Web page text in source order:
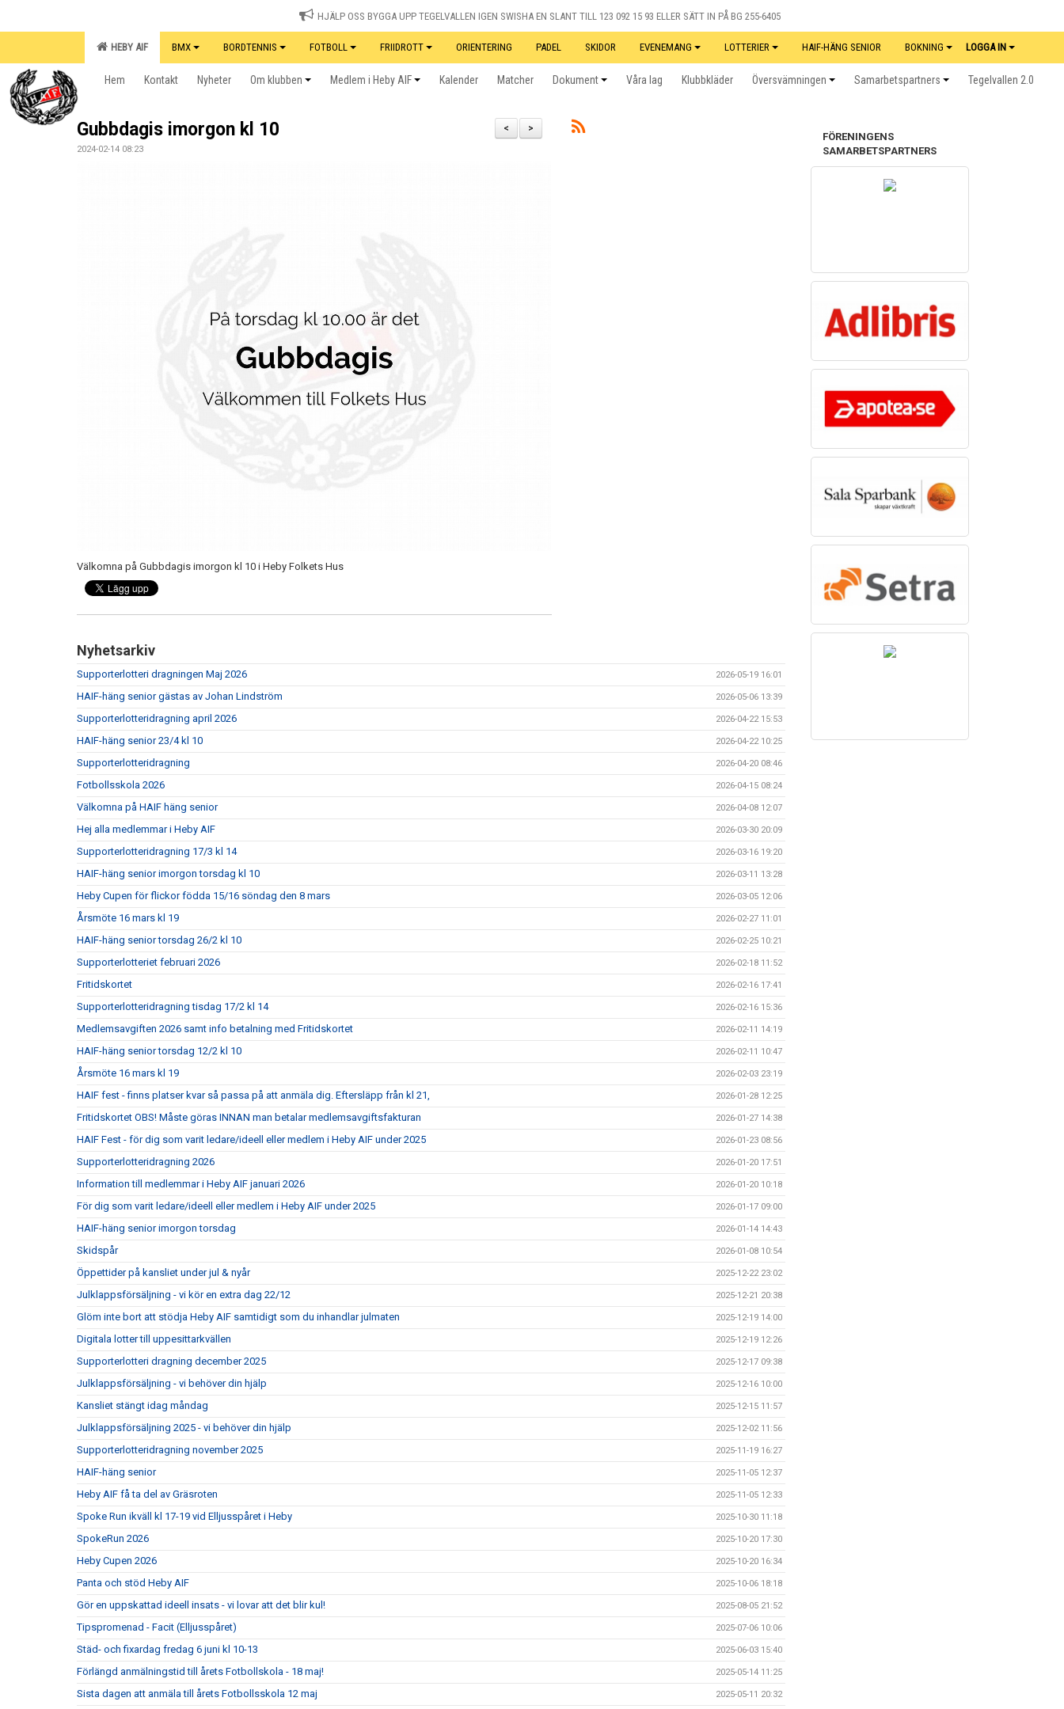
HJÄLP OSS BYGGA UPP TEGELVALLEN IGEN SWISHA EN SLANT TILL 123 092 15 93 ELLER SÄTT IN PÅ BG 255-6405
HEBY AIF BMX BORDTENNIS FOTBOLL FRIIDROTT ORIENTERING PADEL SKIDOR EVENEMANG LOTTERIER HAIF-HÄNG SENIOR BOKNING LOGGA IN
Hem Kontakt Nyheter Om klubben Medlem i Heby AIF Kalender Matcher Dokument Våra lag Klubbkläder Översvämningen Samarbetspartners Tegelvallen 2.0
>
<
Gubbdagis imorgon kl 10
2024-02-14 08:23
Välkomna på Gubbdagis imorgon kl 10 i Heby Folkets Hus
Nyhetsarkiv
Supporterlotteri dragningen Maj 2026 2026-05-19 16:01
HAIF-häng senior gästas av Johan Lindström 2026-05-06 13:39
Supporterlotteridragning april 2026 2026-04-22 15:53
HAIF-häng senior 23/4 kl 10 2026-04-22 10:25
Supporterlotteridragning 2026-04-20 08:46
Fotbollsskola 2026 2026-04-15 08:24
Välkomna på HAIF häng senior 2026-04-08 12:07
Hej alla medlemmar i Heby AIF 2026-03-30 20:09
Supporterlotteridragning 17/3 kl 14 2026-03-16 19:20
HAIF-häng senior imorgon torsdag kl 10 2026-03-11 13:28
Heby Cupen för flickor födda 15/16 söndag den 8 mars 2026-03-05 12:06
Årsmöte 16 mars kl 19 2026-02-27 11:01
HAIF-häng senior torsdag 26/2 kl 10 2026-02-25 10:21
Supporterlotteriet februari 2026 2026-02-18 11:52
Fritidskortet 2026-02-16 17:41
Supporterlotteridragning tisdag 17/2 kl 14 2026-02-16 15:36
Medlemsavgiften 2026 samt info betalning med Fritidskortet 2026-02-11 14:19
HAIF-häng senior torsdag 12/2 kl 10 2026-02-11 10:47
Årsmöte 16 mars kl 19 2026-02-03 23:19
HAIF fest - finns platser kvar så passa på att anmäla dig. Eftersläpp från kl 21, 2026-01-28 12:25
Fritidskortet OBS! Måste göras INNAN man betalar medlemsavgiftsfakturan 2026-01-27 14:38
HAIF Fest - för dig som varit ledare/ideell eller medlem i Heby AIF under 2025 2026-01-23 08:56
Supporterlotteridragning 2026 2026-01-20 17:51
Information till medlemmar i Heby AIF januari 2026 2026-01-20 10:18
För dig som varit ledare/ideell eller medlem i Heby AIF under 2025 2026-01-17 09:00
HAIF-häng senior imorgon torsdag 2026-01-14 14:43
Skidspår 2026-01-08 10:54
Öppettider på kansliet under jul & nyår 2025-12-22 23:02
Julklappsförsäljning - vi kör en extra dag 22/12 2025-12-21 20:38
Glöm inte bort att stödja Heby AIF samtidigt som du inhandlar julmaten 2025-12-19 14:00
Digitala lotter till uppesittarkvällen 2025-12-19 12:26
Supporterlotteri dragning december 2025 2025-12-17 09:38
Julklappsförsäljning - vi behöver din hjälp 2025-12-16 10:00
Kansliet stängt idag måndag 2025-12-15 11:57
Julklappsförsäljning 2025 - vi behöver din hjälp 2025-12-02 11:56
Supporterlotteridragning november 2025 2025-11-19 16:27
HAIF-häng senior 2025-11-05 12:37
Heby AIF få ta del av Gräsroten 2025-11-05 12:33
Spoke Run ikväll kl 17-19 vid Elljusspåret i Heby 2025-10-30 11:18
SpokeRun 2026 2025-10-20 17:30
Heby Cupen 2026 2025-10-20 16:34
Panta och stöd Heby AIF 2025-10-06 18:18
Gör en uppskattad ideell insats - vi lovar att det blir kul! 2025-08-05 21:52
Tipspromenad - Facit (Elljusspåret) 2025-07-06 10:06
Städ- och fixardag fredag 6 juni kl 10-13 2025-06-03 15:40
Förlängd anmälningstid till årets Fotbollskola - 18 maj! 2025-05-14 11:25
Sista dagen att anmäla till årets Fotbollsskola 12 maj 2025-05-11 20:32
FÖRENINGENS
SAMARBETSPARTNERS